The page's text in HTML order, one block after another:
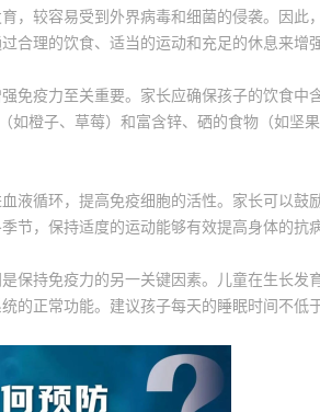
，较容易受到外界病毒和细菌的侵袭。因此
合理的饮食、适当的运动和充足的休息来增
免疫力至关重要。家长应确保孩子的饮食中
如橙子、草莓）和富含锌、硒的食物（如坚
液循环，提高免疫细胞的活性。家长可以鼓
节，保持适度的运动能够有效提高身体的抗病
保持免疫力的另一关键因素。儿童在生长发
的正常功能。建议孩子每天的睡眠时间不低